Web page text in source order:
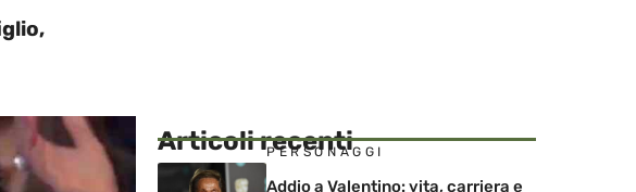
Articoli recenti
PERSONAGGI
Addio a Valentino: vita, carriera e